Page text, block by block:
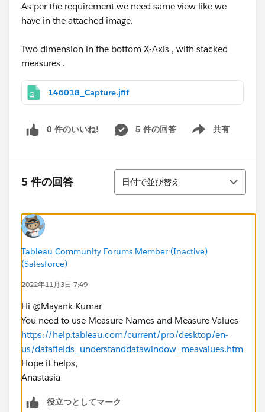
As per the requirement we need same view like we
have in the attached image.
Two dimension in the bottom X-Axis , with stacked
measures .
146018_Capture.jfif
0 件のいいね! 5 件の回答 共有
Show menu
5 件の回答
並び替え
日付で並び替え
Tableau Community Forums Member (Inactive)
(Salesforce)
2022年11月3日 7:49
Hi @Mayank Kumar​
You need to use Measure Names and Measure Values
https://help.tableau.com/current/pro/desktop/en-
us/datafields_understanddatawindow_meavalues.htm
Hope it helps,
Anastasia
役立つとしてマーク